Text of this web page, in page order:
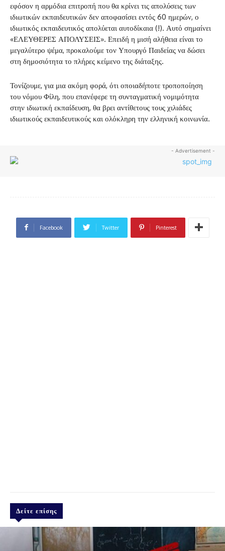
εφόσον η αρμόδια επιτροπή που θα κρίνει τις απολύσεις των
ιδιωτικών εκπαιδευτικών δεν αποφασίσει εντός 60 ημερών, ο
ιδιωτικός εκπαιδευτικός απολύεται αυτοδίκαια (!). Αυτό σημαίνει
«ΕΛΕΥΘΕΡΕΣ ΑΠΟΛΥΣΕΙΣ». Επειδή η μισή αλήθεια είναι το
μεγαλύτερο ψέμα, προκαλούμε τον Υπουργό Παιδείας να δώσει
στη δημοσιότητα το πλήρες κείμενο της διάταξης.
Τονίζουμε, για μια ακόμη φορά, ότι οποιαδήποτε τροποποίηση
του νόμου Φίλη, που επανέφερε τη συνταγματική νομιμότητα
στην ιδιωτική εκπαίδευση, θα βρει αντίθετους τους χιλιάδες
ιδιωτικούς εκπαιδευτικούς και ολόκληρη την ελληνική κοινωνία.
- Advertisement -
Facebook Twitter Pinterest
Δείτε επίσης